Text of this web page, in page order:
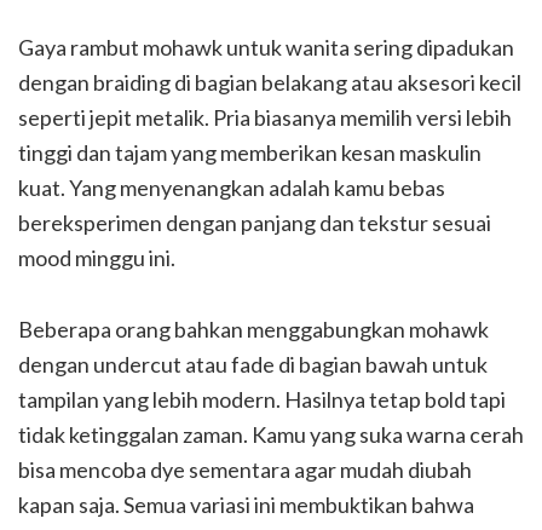
Gaya rambut mohawk untuk wanita sering dipadukan
dengan braiding di bagian belakang atau aksesori kecil
seperti jepit metalik. Pria biasanya memilih versi lebih
tinggi dan tajam yang memberikan kesan maskulin
kuat. Yang menyenangkan adalah kamu bebas
bereksperimen dengan panjang dan tekstur sesuai
mood minggu ini.
Beberapa orang bahkan menggabungkan mohawk
dengan undercut atau fade di bagian bawah untuk
tampilan yang lebih modern. Hasilnya tetap bold tapi
tidak ketinggalan zaman. Kamu yang suka warna cerah
bisa mencoba dye sementara agar mudah diubah
kapan saja. Semua variasi ini membuktikan bahwa